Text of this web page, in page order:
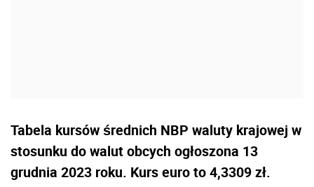
Tabela kursów średnich NBP waluty krajowej w
stosunku do walut obcych ogłoszona 13
grudnia 2023 roku. Kurs euro to 4,3309 zł.